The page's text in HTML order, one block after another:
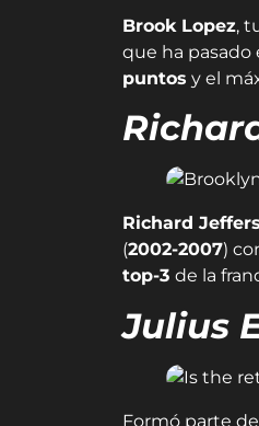
Brook Lopez,
que ha pasado
puntos y el
Richard
(2002-2007)
top-3 de la
Julius
Formó parte